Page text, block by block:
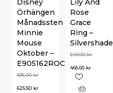
Disney
Örhängen
Månadssten
Minnie
Mouse
Oktober –
E905162ROCTL.CS
695.00kr
625.50 kr
Lily And
Rose
Grace
Ring –
Silvershade
549.00kr
466.65 kr